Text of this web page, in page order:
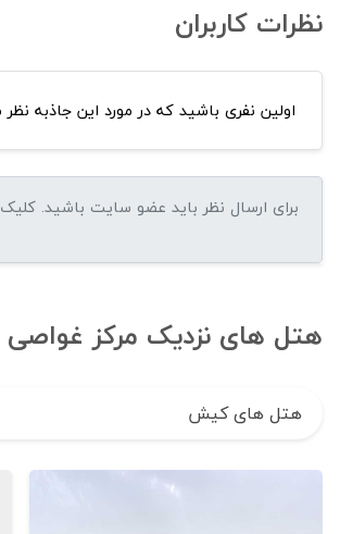
نظرات کاربران
اولین نفری باشید که در مورد این جاذبه
هتل های نزدیک مرکز
هتل های کیش